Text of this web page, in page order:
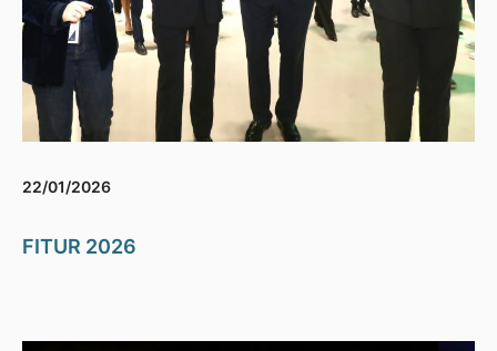
22/01/2026
FITUR 2026